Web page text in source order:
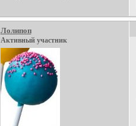
Лолипоп
Активный участник